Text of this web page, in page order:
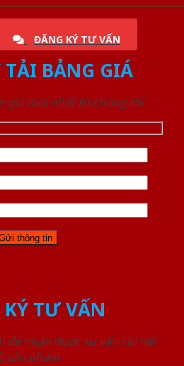
ĐĂNG KÝ TƯ VẤN
BẢNG GIÁ
giá mới nhất từ chúng tôi
TƯ VẤN
để nhận được tư vấn chi tiết
sản phẩm